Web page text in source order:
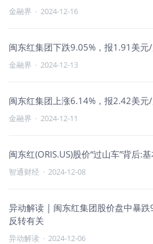
金融界 · 2024-12-16
闽东红集团下跌9.05%，报1.91美元
金融界 · 2024-12-13
闽东红集团上涨6.14%，报2.42美元
金融界 · 2024-12-11
闽东红(ORIS.US)股价“过山车”背后:
智通财经 · 2024-12-08
异动解读 | 闽东红集团股价盘中暴
反转有关
异动解读 · 2024-12-06